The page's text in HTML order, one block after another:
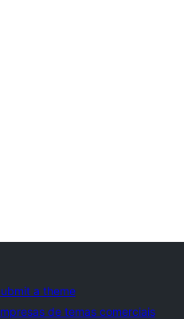
a theme
de temas comerciais